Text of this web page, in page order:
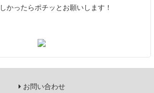
かったらポチッとお願いします！
お問い合わせ